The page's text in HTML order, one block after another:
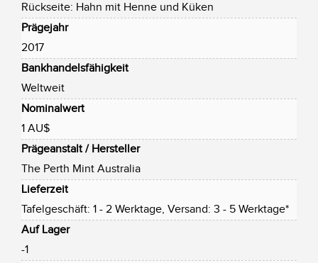
Rückseite: Hahn mit Henne und Küken
Prägejahr
2017
Bankhandelsfähigkeit
Weltweit
Nominalwert
1 AU$
Prägeanstalt / Hersteller
The Perth Mint Australia
Lieferzeit
Tafelgeschäft: 1 - 2 Werktage, Versand: 3 - 5 Werktage*
Auf Lager
-1